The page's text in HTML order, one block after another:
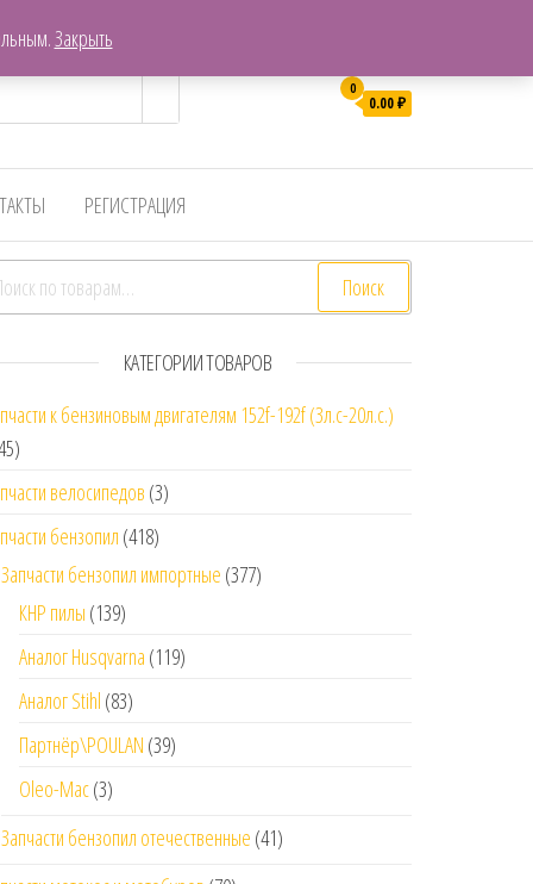
0
0.00₽
РЕГИСТРАЦИЯ
Поиск
КАТЕГОРИИ ТОВАРОВ
к бензиновым двигателям 152f-192f (3л.с-20л.с.)
велосипедов (3)
бензопил (418)
Запчасти бензопил импортные (377)
КНР пилы (139)
Аналог Husqvarna (119)
Аналог Stihl (83)
Партнёр\POULAN (39)
Oleo-Mac(3)
Запчасти бензопил отечественные (41)
Закрыть